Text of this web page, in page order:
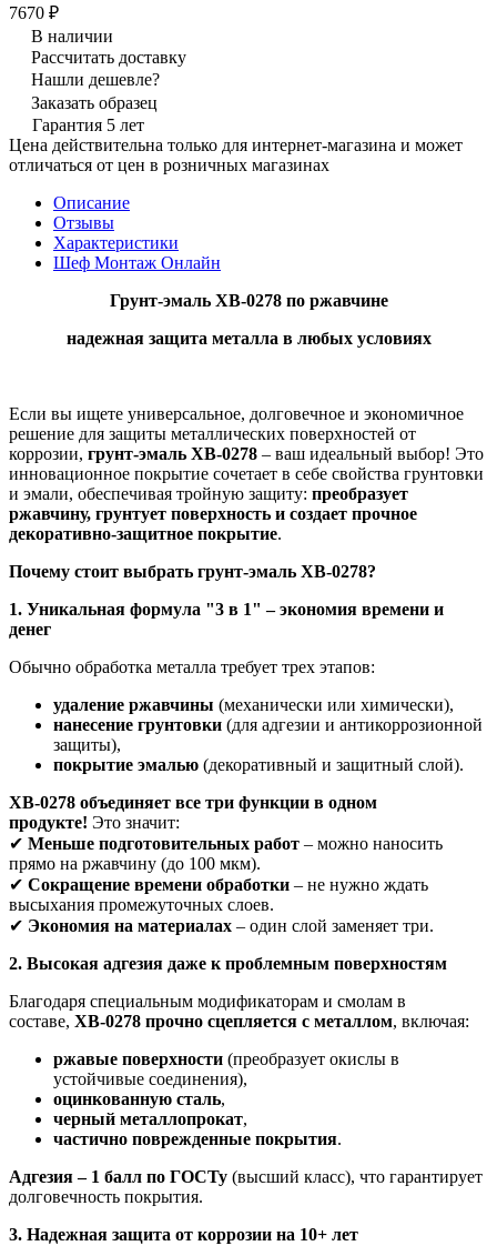
7670 ₽
В наличии
Рассчитать доставку
Нашли дешевле?
Заказать образец
Гарантия 5 лет
Цена действительна только для интернет-магазина и может
отличаться от цен в розничных магазинах
Описание
Отзывы
Характеристики
Шеф Монтаж Онлайн
Грунт-эмаль ХВ-0278 по ржавчине
надежная защита металла в любых условиях
Если вы ищете универсальное, долговечное и экономичное
решение для защиты металлических поверхностей от
коррозии, грунт-эмаль ХВ-0278 – ваш идеальный выбор! Это
инновационное покрытие сочетает в себе свойства грунтовки
и эмали, обеспечивая тройную защиту: преобразует
ржавчину, грунтует поверхность и создает прочное
декоративно-защитное покрытие.
Почему стоит выбрать грунт-эмаль ХВ-0278?
1. Уникальная формула "3 в 1" – экономия времени и
денег
Обычно обработка металла требует трех этапов:
удаление ржавчины (механически или химически),
нанесение грунтовки (для адгезии и антикоррозионной
защиты),
покрытие эмалью (декоративный и защитный слой).
ХВ-0278 объединяет все три функции в одном
продукте! Это значит:
✔ Меньше подготовительных работ – можно наносить
прямо на ржавчину (до 100 мкм).
✔ Сокращение времени обработки – не нужно ждать
высыхания промежуточных слоев.
✔ Экономия на материалах – один слой заменяет три.
2. Высокая адгезия даже к проблемным поверхностям
Благодаря специальным модификаторам и смолам в
составе, ХВ-0278 прочно сцепляется с металлом, включая:
ржавые поверхности (преобразует окислы в
устойчивые соединения),
оцинкованную сталь,
черный металлопрокат,
частично поврежденные покрытия.
Адгезия – 1 балл по ГОСТу (высший класс), что гарантирует
долговечность покрытия.
3. Надежная защита от коррозии на 10+ лет